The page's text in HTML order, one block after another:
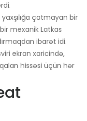
çatmayan bir
mexanik Latkas
ibarət idi.
ekran xaricində,
hissəsi üçün hər